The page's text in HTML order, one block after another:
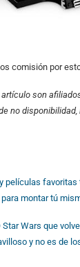
comisión por
son
no
películas favoritas
montar tú
Star Wars que
y no es de